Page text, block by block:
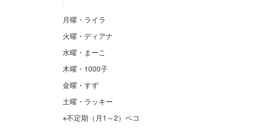
月曜・ライラ
火曜・ディアナ
水曜・まーこ
木曜・1000子
金曜・すず
土曜・ラッキー
※不定期（月1～2）ペコ